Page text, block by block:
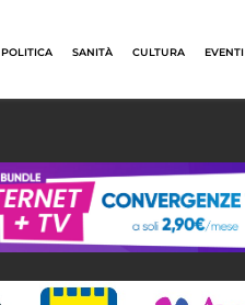
POLITICA SANITÀ CULTURA EVENTI